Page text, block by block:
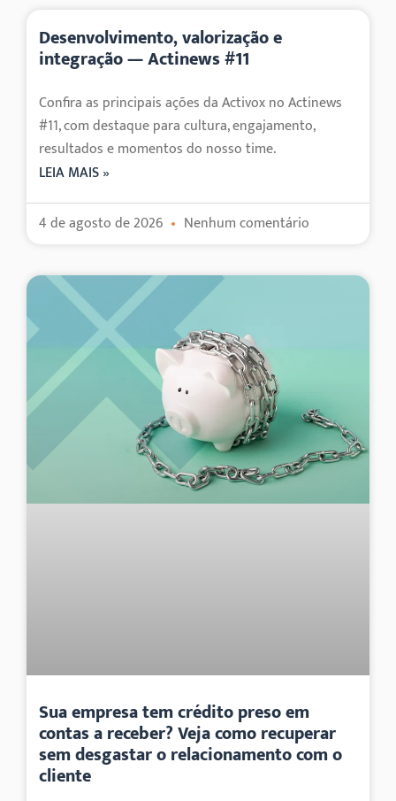
Desenvolvimento, valorização e
integração — Actinews #11
Confira as principais ações da Activox no Actinews
#11, com destaque para cultura, engajamento,
resultados e momentos do nosso time.
LEIA MAIS »
4 de agosto de 2026 Nenhum comentário
Sua empresa tem crédito preso em
contas a receber? Veja como recuperar
sem desgastar o relacionamento com o
cliente